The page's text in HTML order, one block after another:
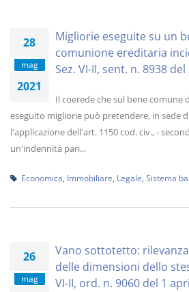
28
mag
2021
Migliorie eseguite su un
comunione ereditaria
Sez. VI-II, sent. n. 8938
Il coerede che sul bene comune
eseguito migliorie può pretendere, in sede
l'applicazione dell'art. 1150 cod. civ., -
un'indennità pari...
Economica Immobiliare Legale Sistema
26
mag
Vano sottotetto:
delle dimensioni dello
VI-II, ord. n. 9060 del 1